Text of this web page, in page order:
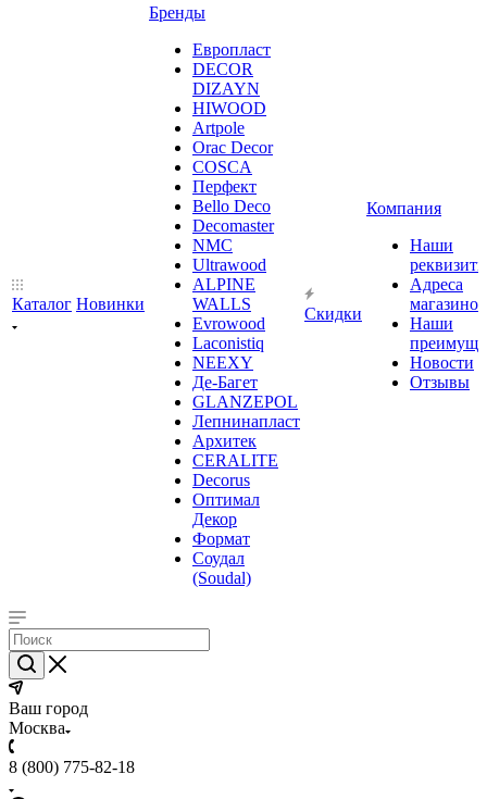
Каталог Новинки
Бренды
Европласт
DECOR
DIZAYN
HIWOOD
Artpole
Orac Decor
COSCA
Перфект
Bello Deco
Decomaster
NMС
Ultrawood
ALPINE
WALLS
Evrowood
Laconistiq
NEEXY
Де-Багет
GLANZEPOL
Лепнинапласт
Архитек
CERALITE
Decorus
Оптимал
Декор
Формат
Соудал
(Soudal)
Скидки
Компания
Наши
Адреса
магазинов
Наши
Новости
Отзывы
Ваш город
Москва
8 (800) 775-82-18